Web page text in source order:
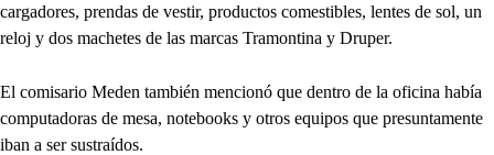
cargadores, prendas de vestir, productos comestibles, lentes de sol, un
reloj y dos machetes de las marcas Tramontina y Druper.
El comisario Meden también mencionó que dentro de la oficina había
computadoras de mesa, notebooks y otros equipos que presuntamente
iban a ser sustraídos.